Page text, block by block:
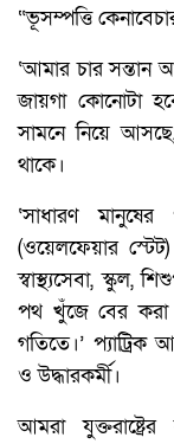
“ভূসম্পত্তি
‘আমার চার সন্তান
জায়গা কোনোটা
সামনে নিয়ে
থাকে।
‘সাধারণ
(ওয়েলফেয়ার স্টেট)
স্বাস্থ্যসেবা, স্কুল,
পথ খুঁজে বের করা
গতিতে।’ প্যাট্রিক
ও উদ্ধারকর্মী।
আমরা